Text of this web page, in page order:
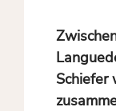
Schiefer